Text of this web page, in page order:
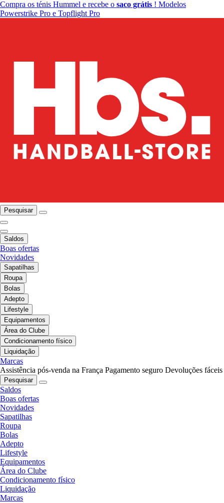
Compra os ténis Hummel e recebe o saco grátis ! Modelos
Powerstrike Pro e Topflight Pro
Pesquisar
Saldos
Boas ofertas
Novidades
Sapatilhas
Roupa
Bolas
Adepto
Lifestyle
Equipamentos
Área do Clube
Condicionamento físico
Liquidação
Marcas
Assistência pós-venda na França Pagamento seguro Devoluções fáceis
Pesquisar
Saldos
Boas ofertas
Novidades
Sapatilhas
Roupa
Bolas
Adepto
Lifestyle
Equipamentos
Área do Clube
Condicionamento físico
Liquidação
Marcas